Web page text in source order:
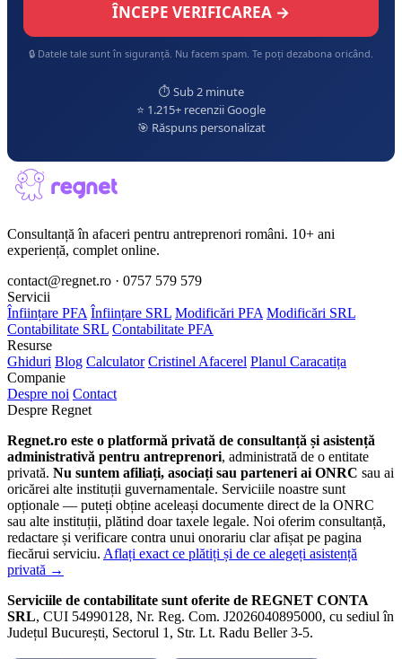
ÎNCEPE VERIFICAREA →
🔒 Datele tale sunt în siguranță. Nu facem spam. Te poți dezabona oricând.
⏱️ Sub 2 minute
⭐ 1.215+ recenzii Google
🎯 Răspuns personalizat
Consultanță în afaceri pentru antreprenori români. 10+ ani
experiență, complet online.
contact@regnet.ro · 0757 579 579
Servicii
Înființare PFA Înființare SRL Modificări PFA Modificări SRL
Contabilitate SRL Contabilitate PFA
Resurse
Ghiduri Blog Calculator Cristinel Afacerel Planul Caracatița
Companie
Despre noi Contact
Despre Regnet
Regnet.ro este o platformă privată de consultanță și asistență
administrativă pentru antreprenori, administrată de o entitate
privată. Nu suntem afiliați, asociați sau parteneri ai ONRC sau ai
oricărei alte instituții guvernamentale. Serviciile noastre sunt
opționale — puteți obține aceleași documente direct de la ONRC
sau alte instituții, plătind doar taxele legale. Noi oferim consultanță,
redactare și verificare contra unui onorariu clar afișat pe pagina
fiecărui serviciu. Aflați exact ce plătiți și de ce alegeți asistență
privată →
Serviciile de contabilitate sunt oferite de REGNET CONTA
SRL, CUI 54990128, Nr. Reg. Com. J2026040895000, cu sediul în
Județul București, Sectorul 1, Str. Lt. Radu Beller 3-5.